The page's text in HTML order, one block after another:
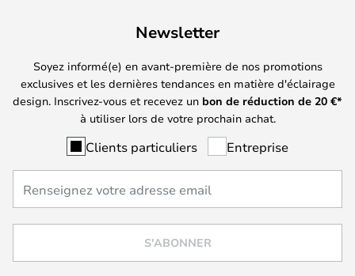
Newsletter
Soyez informé(e) en avant-première de nos promotions
exclusives et les dernières tendances en matière d'éclairage
design. Inscrivez-vous et recevez un bon de réduction de 20 €*
à utiliser lors de votre prochain achat.
Clients particuliers Entreprise
S'ABONNER